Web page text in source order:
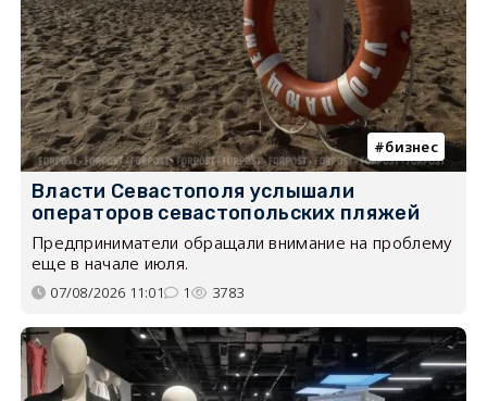
бизнес
Власти Севастополя услышали
операторов севастопольских пляжей
Предприниматели обращали внимание на проблему
еще в начале июля.
07/08/2026 11:01 1 3783